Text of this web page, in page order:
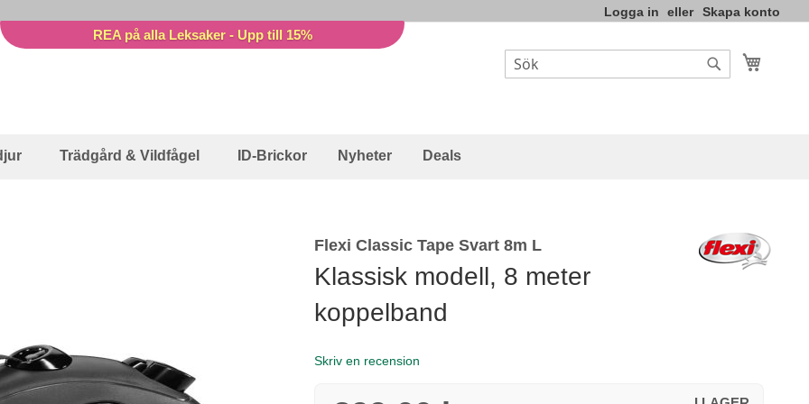
Logga in Skapa konto
REA på alla Leksaker - Upp till 15%
Sök
Trädgård & Vildfågel ID-Brickor Nyheter Deals
Flexi Classic Tape Svart 8m L
Klassisk modell, 8 meter
koppelband
Skriv en recension